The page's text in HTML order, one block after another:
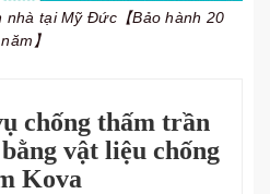
nhà tại Mỹ Đức【Bảo hành 20
năm】
chống thấm trần
vật liệu chống
Kova